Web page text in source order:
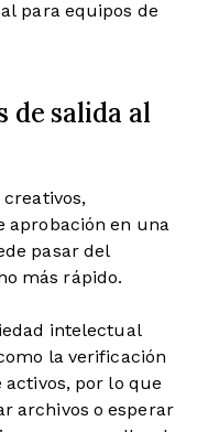
para equipos de
de salida al
aprobación en una
pasar del
más rápido.
intelectual
la verificación
por lo que
archivos o esperar